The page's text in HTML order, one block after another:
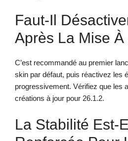
Faut-Il
Après La Mise À
C’est recommandé au premier
skin par défaut, puis réactivez les
progressivement. Vérifiez que les
créations à jour pour 26.1.2.
La Stabilité Est-